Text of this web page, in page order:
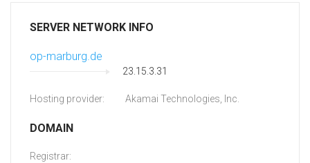
SERVER NETWORK INFO
op-marburg.de
23.15.3.31
Hosting provider: Akamai Technologies, Inc.
DOMAIN
Registrar: